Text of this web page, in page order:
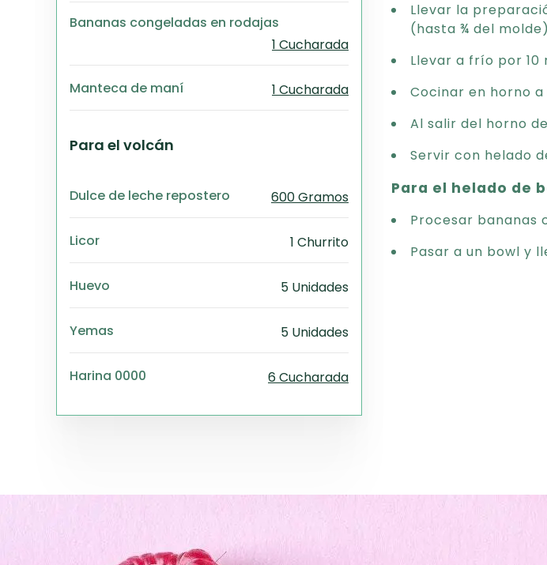
Bananas congeladas en rodajas
1 Cucharada
Manteca de maní 1 Cucharada
Para el volcán
Dulce de leche repostero 600 Gramos
Licor 1 Churrito
Huevo 5 Unidades
Yemas 5 Unidades
Harina 0000 6 Cucharada
Llevar la
(hasta ¾ del molde)
Llevar a frío por 10
Cocinar en horno a
Al salir del horno
Servir con helado
Para el helado de
Procesar bananas
Pasar a un bowl y